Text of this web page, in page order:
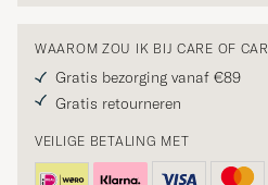
WAAROM ZOU IK BIJ CARE OF
Gratis bezorging vanaf €89
Gratis retourneren
VEILIGE BETALING MET